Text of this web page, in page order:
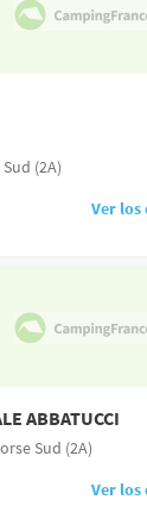
(2A)
Ver los
ABBATUCCI
Sud (2A)
Ver los